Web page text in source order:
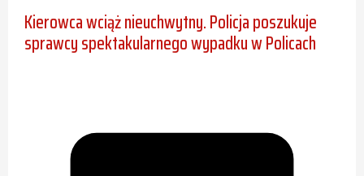
Kierowca wciąż nieuchwytny. Policja poszukuje
sprawcy spektakularnego wypadku w Policach